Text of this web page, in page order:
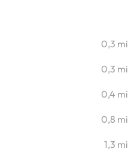
0,3 mi
0,3 mi
0,4 mi
0,8 mi
1,3 mi